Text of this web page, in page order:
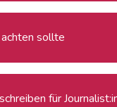
sollte
für